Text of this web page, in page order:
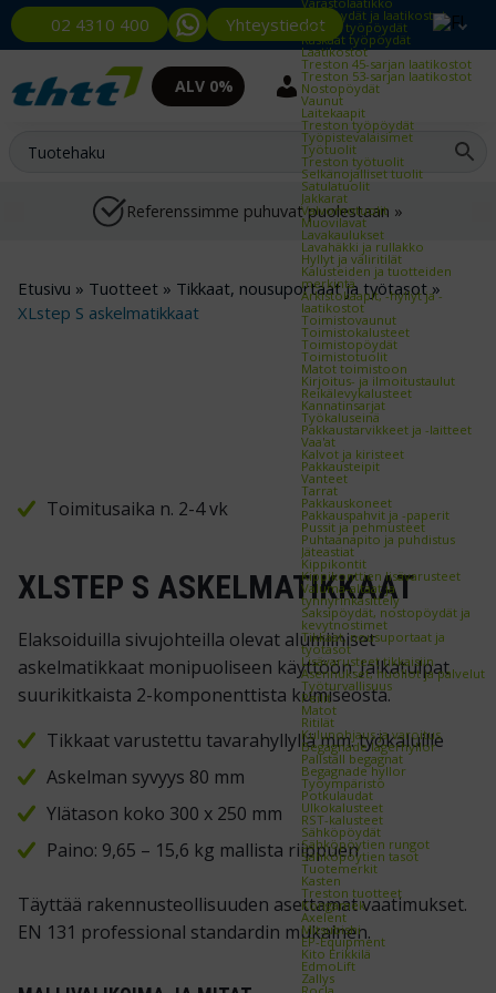
02 4310 400 YhteystiedotTyöpöydät ja laatikostot
Kevyet työpöydät
Raskaat työpöydät
Laatikostot
Treston 45-sarjan laatikostot
Treston 53-sarjan laatikostot
Nostopöydät
Vaunut
Laitekaapit
Treston työpöydät
Työpistevalaisimet
Työtuolit
Treston työtuolit
Selkänojalliset tuolit
Satulatuolit
Jakkarat
Valvomotuolit
Muovilavat
Lavakaulukset
Lavahäkki ja rullakko
Hyllyt ja väliritilät
Kalusteiden ja tuotteiden
merkintä
Arkistokaapit, -hyllyt ja -
laatikostot
Toimistovaunut
Toimistokalusteet
Toimistopöydät
Toimistotuolit
Matot toimistoon
Kirjoitus- ja ilmoitustaulut
Reikälevykalusteet
Kannatinsarjat
Työkaluseinä
Pakkaustarvikkeet ja -laitteet
Vaa'at
Kalvot ja kiristeet
Pakkausteipit
Vanteet
Tarrat
Pakkauskoneet
Pakkauspahvit ja -paperit
Pussit ja pehmusteet
Puhtaanapito ja puhdistus
Jäteastiat
Kippikontit
Kippikonttien lisävarusteet
Valuma-altaat ja
tynnyrinkäsittely
Saksipöydät, nostopöydät ja
kevytnostimet
Tikkaat, nousuportaat ja
työtasot
Lisävarusteet tikkaisiin
Asennukset, huollot ja palvelut
Työturvallisuus
Peilit
Matot
Ritilät
Kulunohjaus ja varoitus
Begagnade lagerhyllor
Pallställ begagnat
Begagnade hyllor
Työympäristö
Potkulaudat
Ulkokalusteet
RST-kalusteet
Sähköpöydät
Sähköpöytien rungot
Sähköpöytien tasot
Tuotemerkit
Kasten
Treston tuotteet
Kongamek
Axelent
Mitsubishi
EP-Equipment
Kito Erikkilä
EdmoLift
Zallys
ALV 0%
Referenssimme puhuvat puolestaan »
Etusivu » Tuotteet » Tikkaat, nousuportaat ja työtasot»
XLstep S askelmatikkaat
Toimitusaika n. 2-4 vk
XLSTEP S ASKELMATIKKAAT
Elaksoiduilla sivujohteilla olevat alumiiniset
askelmatikkaat monipuoliseen käyttöön. Jalkatulpat
suurikitkaista 2-komponenttista kumiseosta.
Tikkaat varustettu tavarahyllyllä mm. työkaluille
Askelman syvyys 80 mm
Ylätason koko 300 x 250 mm
Paino: 9,65 – 15,6 kg mallista riippuen
Täyttää rakennusteollisuuden asettamat vaatimukset.
EN 131 professional standardin mukainen.